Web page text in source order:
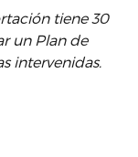
tiene 30
un Plan de
intervenidas.